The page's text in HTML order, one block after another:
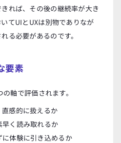
れば、その後の継続率が大き
てUIとUXは別物でありなが
る必要があるのです。
要素
軸で評価されます。
感的に扱えるか
く読み取れるか
体験に引き込めるか